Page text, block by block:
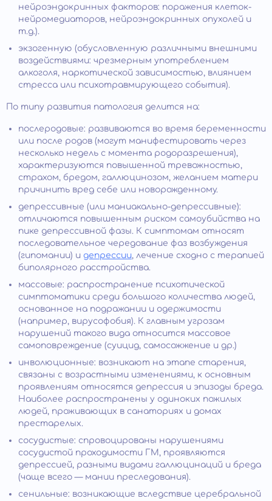
нейроэндокринных факторов: поражения клеток-
нейромедиаторов, нейроэндокринных опухолей и
т.д.).
экзогенную (обусловленную различными внешними
воздействиями: чрезмерным употреблением
алкоголя, наркотической зависимостью, влиянием
стресса или психотравмирующего события).
По типу развития патология делится на:
послеродовые: развиваются во время беременности
или после родов (могут манифестировать через
несколько недель с момента родоразрешения),
характеризуются повышенной тревожностью,
страхом, бредом, галлюцинозом, желанием матери
причинить вред себе или новорожденному.
депрессивные (или маниакально-депрессивные):
отличаются повышенным риском самоубийства на
пике депрессивной фазы. К симптомам относят
последовательное чередование фаз возбуждения
(гипомании) и депрессии, лечение сходно с терапией
биполярного расстройства.
массовые: распространение психотической
симптоматики среди большого количества людей,
основанное на подражании и одержимости
(например, вирусофобия). К главным угрозам
нарушений такого вида относится массовое
самоповреждение (суицид, самосожжение и др.)
инволюционные: возникают на этапе старения,
связаны с возрастными изменениями, к основным
проявлениям относятся депрессия и эпизоды бреда.
Наиболее распространены у одиноких пожилых
людей, проживающих в санаториях и домах
престарелых.
сосудистые: спровоцированы нарушениями
сосудистой проходимости ГМ, проявляются
депрессией, разными видами галлюцинаций и бреда
(чаще всего — мании преследования).
сенильные: возникающие вследствие церебральной